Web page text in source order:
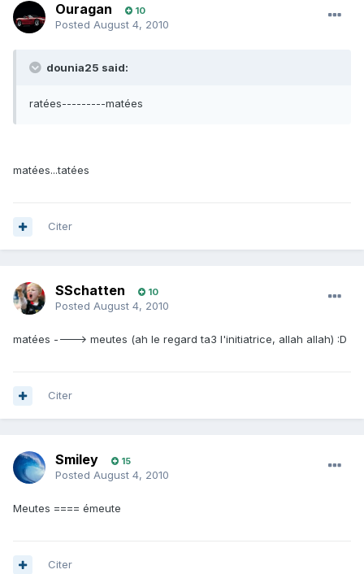
Ouragan 10
Posted August 4, 2010
dounia25 said:
ratées---------matées
matées...tatées
Citer
SSchatten 10
Posted August 4, 2010
matées ----> meutes (ah le regard ta3 l'initiatrice, allah allah) :D
Citer
Smiley 15
Posted August 4, 2010
Meutes ==== émeute
Citer